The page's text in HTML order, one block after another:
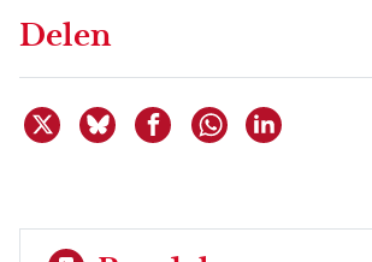
Delen
Deel dit item op X
Deel dit item op Bluesky
Deel dit item op
Delen via WhatsApp